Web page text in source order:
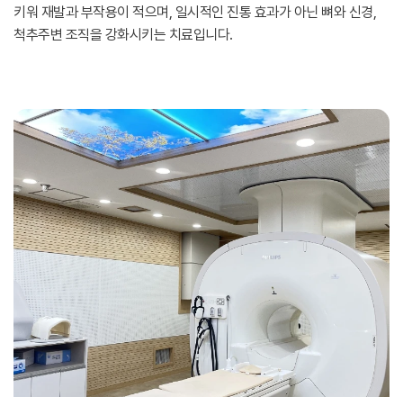
키워 재발과 부작용이 적으며, 일시적인 진통 효과가 아닌 뼈와 신경,
척추주변 조직을 강화시키는 치료입니다.